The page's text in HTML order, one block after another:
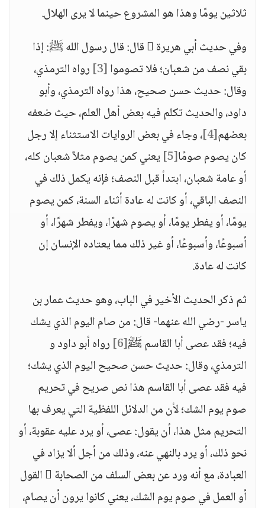
ثلاثين يومًا وهذا هو المشروع حينما لا يرى الهلال.
وفي حديث أبي هريرة  قال: قال رسول الله ﷺ: إذا
بقي نصف من شعبان؛ فلا تصوموا[3]
رواه الترمذي،
وقال: حديث حسن صحيح، هذا رواه الترمذي، وأبو
داود، والحديث تكلم فيه بعض أهل العلم، حيث ضعفه
بعضهم[4] ، وجاء في بعض الروايات الاستثناء إلا رجل
كان يصوم صومًا[5]
يعني كمن يصوم مثلاً شعبان كله،
أو عامة شعبان، ابتدأ قبل النصف؛ فإنه يكمل ذلك في
النصف الباقي، أو كانت له عادة أثناء السنة، كمن يصوم
يومًا، أو يفطر يومًا، أو يصوم شهرًا، ويفطر شهرًا، أو
أسبوعًا، وأسبوعًا، أو غير ذلك مما يعتاده الإنسان إن
كانت له عادة.
ثم ذكر الحديث الأخير في الباب، وهو حديث عمار بن
ياسر -رضي الله عنهما- قال: من صام اليوم الذي يشك
فيه؛ فقد عصى أبا القاسم ﷺ[6]
رواه أبو داود و
الترمذي، وقال: حديث حسن صحيح اليوم الذي يشك؛
فيه فقد عصى أبا القاسم هذا نص صريح في تحريم
صوم يوم الشك؛ لأن من الدلائل اللفظية التي يعرف بها
التحريم مثل هذا، أن يقول: عصى، أو يرد عليه عقوبة، أو
نحو ذلك، أو يرد بالنهي عنه، وذلك من أجل ألا يزاد في
العبادة، مع أنه ورد عن بعض السلف من الصحابة  القول
أو العمل في صوم يوم الشك، يعني كانوا يرون أن يصام،